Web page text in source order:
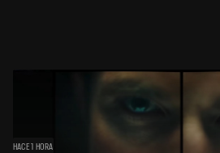
HACE 1 HORA